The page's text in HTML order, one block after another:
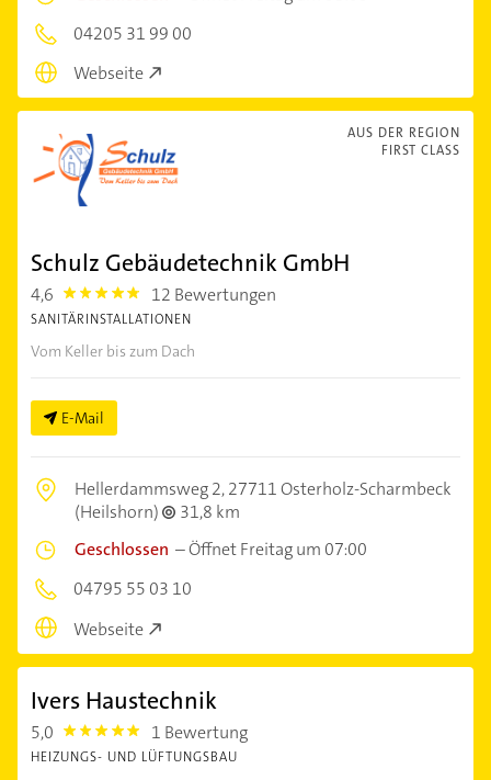
04205 31 99 00
Webseite
AUS DER REGION
FIRST CLASS
Schulz Gebäudetechnik GmbH
4,6 4.6 12 Bewertungen
SANITÄRINSTALLATIONEN
Vom Keller bis zum Dach
E-Mail
Hellerdammsweg 2,27711 Osterholz-Scharmbeck
(Heilshorn)
31,8 km
Geschlossen –Öffnet Freitag um 07:00
04795 55 03 10
Webseite
Ivers Haustechnik
5,0 5.0 1 Bewertung
HEIZUNGS- UND LÜFTUNGSBAU